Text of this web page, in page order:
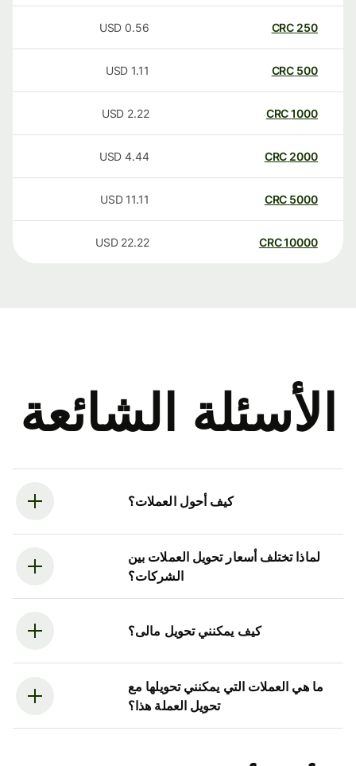
250
CRC
0.56
USD
500
CRC
1.11
USD
1000
CRC
2.22
USD
2000
CRC
4.44
USD
5000
CRC
11.11
USD
10000
CRC
22.22
USD
الأسئلة الشائعة
كيف أحول العملات؟
لماذا تختلف أسعار تحويل العملات بين
الشركات؟
كيف يمكنني تحويل مالى؟
ما هي العملات التي يمكنني تحويلها مع
تحويل العملة هذا؟